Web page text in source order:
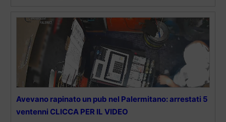
Avevano rapinato un pub nel Palermitano: arrestati 5
ventenni CLICCA PER IL VIDEO